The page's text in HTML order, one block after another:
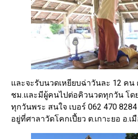
และจะรับนวดเหยียบฉ่าวันละ 12 คน
ชม.และมีผู้คนไปต่อคิวนวดทุกวัน โด
ทุกวันพระ สนใจ เบอร์ 062 470
อยู่ที่ศาลาวัดโคกเปี้ยว ต.เกาะยอ อ.เ